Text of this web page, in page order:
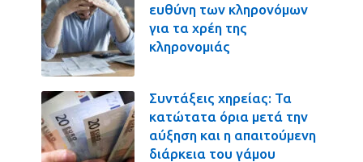
ευθύνη των κληρονόμων
για τα χρέη της
κληρονομιάς
Συντάξεις χηρείας: Τα
κατώτατα όρια μετά την
αύξηση και η απαιτούμενη
διάρκεια του γάμου